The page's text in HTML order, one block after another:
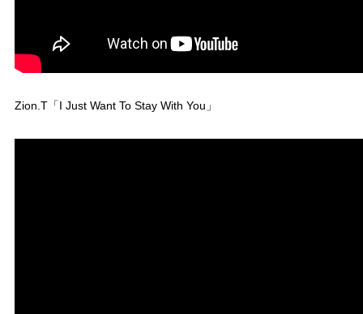
Zion.T「I Just Want To Stay With You」